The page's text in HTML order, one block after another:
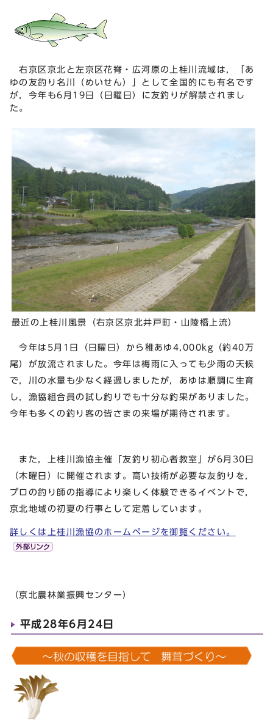
右京区京北と左京区花脊・広河原の上桂川流域は，「あ
ゆの友釣り名川（めいせん）」として全国的にも有名です
が，今年も6月19日（日曜日）に友釣りが解禁されまし
た。
最近の上桂川風景（右京区京北井戸町・山陵橋上流）
今年は5月1日（日曜日）から稚あゆ4,000kg（約40万
尾）が放流されました。今年は梅雨に入っても少雨の天候
で，川の水量も少なく経過しましたが，あゆは順調に生育
し，漁協組合員の試し釣りでも十分な釣果がありました。
今年も多くの釣り客の皆さまの来場が期待されます。
また，上桂川漁協主催「友釣り初心者教室」が6月30日
（木曜日）に開催されます。高い技術が必要な友釣りを，
プロの釣り師の指導により楽しく体験できるイベントで，
京北地域の初夏の行事として定着しています。
詳しくは上桂川漁協のホームページを御覧ください。
（京北農林業振興センター）
平成28年6月24日